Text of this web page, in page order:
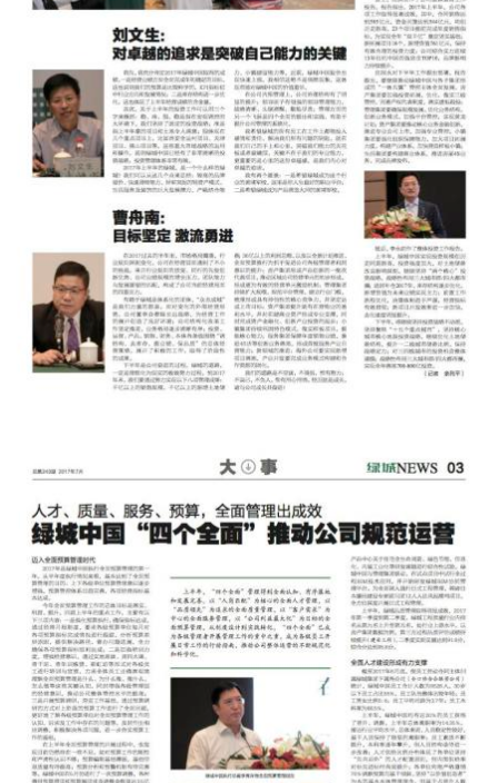
绿城报纸 第243期-pg电子麻
将胡了2试玩